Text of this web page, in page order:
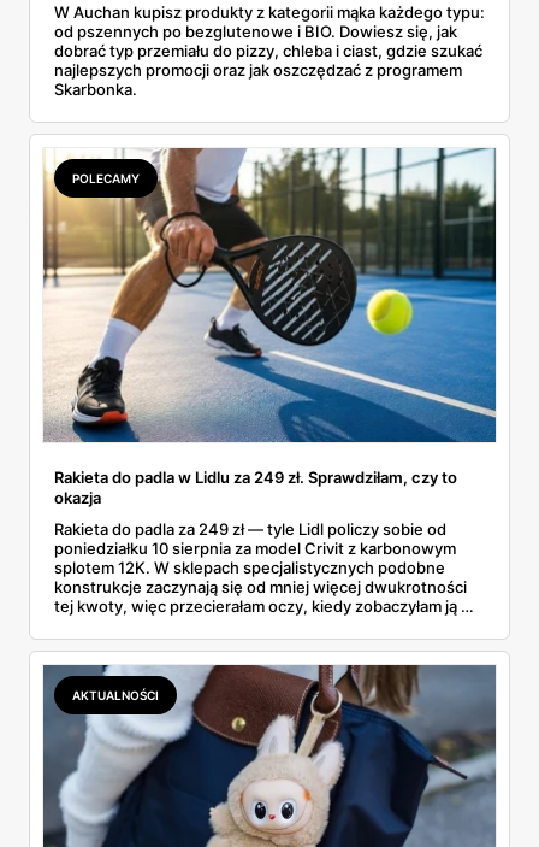
W Auchan kupisz produkty z kategorii mąka każdego typu:
od pszennych po bezglutenowe i BIO. Dowiesz się, jak
dobrać typ przemiału do pizzy, chleba i ciast, gdzie szukać
najlepszych promocji oraz jak oszczędzać z programem
Skarbonka.
POLECAMY
Rakieta do padla w Lidlu za 249 zł. Sprawdziłam, czy to
okazja
Rakieta do padla za 249 zł — tyle Lidl policzy sobie od
poniedziałku 10 sierpnia za model Crivit z karbonowym
splotem 12K. W sklepach specjalistycznych podobne
konstrukcje zaczynają się od mniej więcej dwukrotności
tej kwoty, więc przecierałam oczy, kiedy zobaczyłam ją w
najszybciej rosnący sport w Polsce: kortów przybywa
lawinowo, a chętnych jeszcze szybciej. Sprawdziłam, co
dokładnie dostajemy za te pieniądze i komu taka rakieta
faktycznie wystarczy.
AKTUALNOŚCI